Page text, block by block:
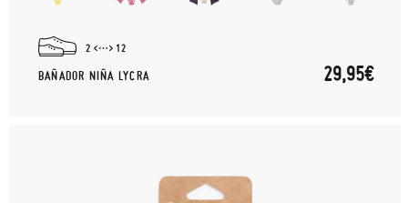
2 12
BAÑADOR NIÑA LYCRA 29,95€